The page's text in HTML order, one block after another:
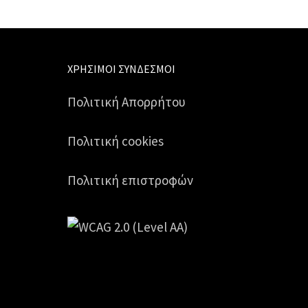
ΧΡΉΣΙΜΟΙ ΣΎΝΔΕΣΜΟΙ
Πολιτική Απορρήτου
Πολιτική cookies
Πολιτική επιστροφών